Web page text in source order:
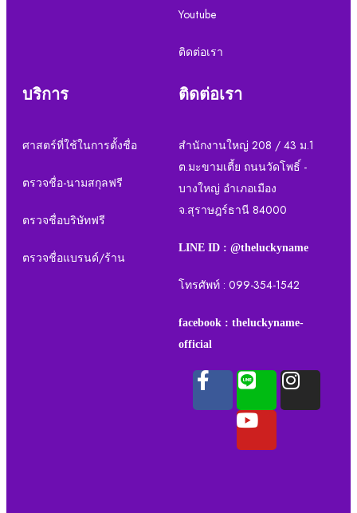
Youtube
ติดต่อเรา
บริการ
ศาสตร์ที่ใช้ในการตั้งชื่อ
ตรวจชื่อ-นามสกุลฟรี
ตรวจชื่อบริษัทฟรี
ตรวจชื่อแบรนด์/ร้าน
ติดต่อเรา
สำนักงานใหญ่ 208 / 43 ม.1
ต.มะขามเตี้ย ถนนวัดโพธิ์ -
บางใหญ่ อำเภอเมือง
จ.สุราษฎร์ธานี 84000
LINE ID : @theluckyname
โทรศัพท์ : 099-354-1542
facebook : theluckyname-
official